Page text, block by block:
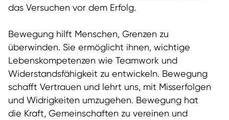
das Versuchen vor dem Erfolg.
Bewegung hilft Menschen, Grenzen zu
überwinden. Sie ermöglicht ihnen, wichtige
Lebenskompetenzen wie Teamwork und
Widerstandsfähigkeit zu entwickeln. Bewegung
schafft Vertrauen und lehrt uns, mit Misserfolgen
und Widrigkeiten umzugehen. Bewegung hat
die Kraft, Gemeinschaften zu vereinen und